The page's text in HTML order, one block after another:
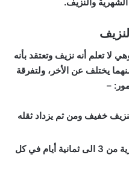
تعلم أنه نزيف وتعتقد بأنه
يختلف عن الأخر، ولتفرقة
–
خفيف ومن ثم يزداد ثقله
في العادة تستمر الدورة الشهرية من 3 الى ثمانية أيام في كل